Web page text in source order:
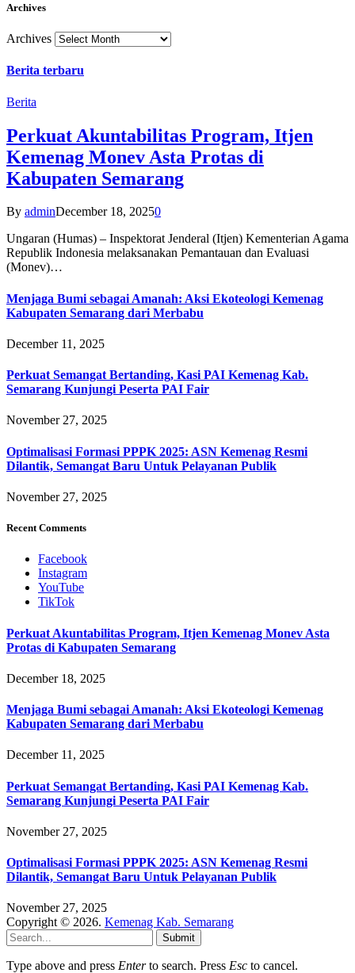
Archives
Archives
Berita terbaru
Berita
Perkuat Akuntabilitas Program, Itjen
Kemenag Monev Asta Protas di
Kabupaten Semarang
By adminDecember 18, 20250
Ungaran (Humas) – Inspektorat Jenderal (Itjen) Kementerian Agama
Republik Indonesia melaksanakan Pemantauan dan Evaluasi
(Monev)…
Menjaga Bumi sebagai Amanah: Aksi Ekoteologi Kemenag
Kabupaten Semarang dari Merbabu
December 11, 2025
Perkuat Semangat Bertanding, Kasi PAI Kemenag Kab.
Semarang Kunjungi Peserta PAI Fair
November 27, 2025
Optimalisasi Formasi PPPK 2025: ASN Kemenag Resmi
Dilantik, Semangat Baru Untuk Pelayanan Publik
November 27, 2025
Recent Comments
Facebook
Instagram
YouTube
TikTok
Perkuat Akuntabilitas Program, Itjen Kemenag Monev Asta
Protas di Kabupaten Semarang
December 18, 2025
Menjaga Bumi sebagai Amanah: Aksi Ekoteologi Kemenag
Kabupaten Semarang dari Merbabu
December 11, 2025
Perkuat Semangat Bertanding, Kasi PAI Kemenag Kab.
Semarang Kunjungi Peserta PAI Fair
November 27, 2025
Optimalisasi Formasi PPPK 2025: ASN Kemenag Resmi
Dilantik, Semangat Baru Untuk Pelayanan Publik
November 27, 2025
Copyright © 2026. Kemenag Kab. Semarang
Submit
Type above and press Enterto search. Press Esc to cancel.